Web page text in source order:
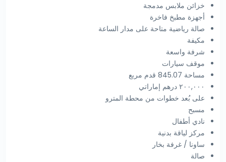
خزائن ملابس مدمجة
أجهزة مطبخ فاخرة
صالة رياضية متاحة على مدار الساعة
مكيفة
شرفة واسعة
موقف سيارات
مساحة 845.07 قدم مربع
٢٠٠,٠٠٠ درهم إماراتي
على بُعد خطوات من محطة المترو
مسبح
نادي أطفال
مركز لياقة بدنية
ساونا / غرفة بخار
صالة